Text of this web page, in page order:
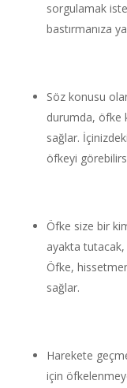
sorgulamak
bastırmanıza
Söz konusu
durumda, öfke
sağlar.
öfkeyi
Öfke size bir
ayakta tutacak,
Öfke,
sağlar.
Harekete
için